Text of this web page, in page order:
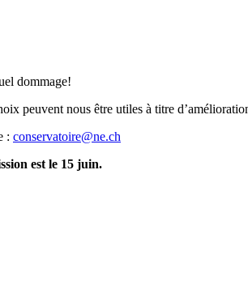
dommage!
peuvent nous être utiles à titre
: conservatoire@ne.ch
est le 15 juin.